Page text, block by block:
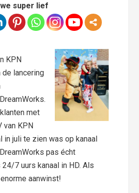
super lief
KPN
de lancering
met
van KPN
in juli te zien was op kanaal
pas écht
7 uurs kanaal in HD. Als
aanwinst!